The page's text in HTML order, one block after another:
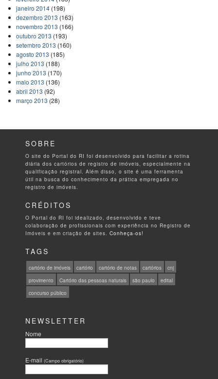
janeiro 2014(198)
dezembro 2013 (163)
novembro 2013 (166)
outubro 2013 (193)
setembro 2013 (160)
agosto 2013 (185)
julho 2013 (188)
junho 2013 (170)
maio 2013 (136)
abril 2013 (92)
março 2013 (28)
SOBRE
O site do Portal do RI foi desenvolvido para facilitar a rotina
diária dos cartórios de registro de imóveis, especialmente na
qualificação registral. Além disso, o site é uma ferramenta
útil na busca do conhecimento da prática empregada no
registro de imóveis.
CRÉDITOS
O Portal do RI foi idealizado, desenvolvido e teve
colaboração de profissionais com experiência no Registro de
Imóveis e em criação de sites.Conheça-os!
TAGS
cartório de imóveis cartório cartório de notas cartórios
cnj
provimento
Cartório das pessoas naturais são paulo
edital
concurso público
NEWSLETTER
Nome
E-mail(Campo obrigatório)